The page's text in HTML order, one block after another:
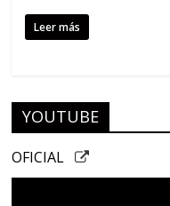
Leer más
YOUTUBE
OFICIAL